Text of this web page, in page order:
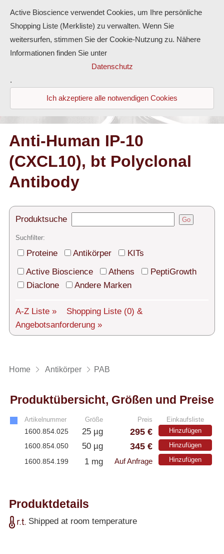
Antikörper
ELISA-Kits
Diaclone Produkte
Home
Produkte
Technischer Support
Versand
Über uns
AGBs
Login
Anti-Human IP-10
(CXCL10), bt Polyclonal
Antibody
Produktsuche Go
Suchfilter:
Proteine Antikörper
KITs
Active Bioscience
Athens
PeptiGrowth
Diaclone
Andere Marken
A-Z Liste » Shopping Liste (0) &
Angebotsanforderung »
Home Antikörper PAB
Produktübersicht, Größen und Preise
Artikelnummer Größe Preis Einkaufsliste
1600.854.025 25 µg 295 € Hinzufügen
1600.854.050 50 µg 345 € Hinzufügen
1600.854.199 1 mg Auf Anfrage Hinzufügen
Produktdetails
Shipped at room temperature
Active Bioscience verwendet Cookies, um Ihre persönliche
Shopping Liste (Merkliste) zu verwalten. Wenn Sie
weitersurfen, stimmen Sie der Cookie-Nutzung zu. Nähere
Informationen finden Sie unter
Datenschutz
.
Ich akzeptiere alle notwendigen Cookies